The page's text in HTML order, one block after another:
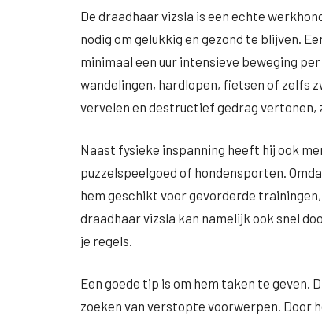
De draadhaar vizsla is een echte
nodig om gelukkig en gezond te blijven.
minimaal een uur intensieve beweging
wandelingen, hardlopen, fietsen of zelfs
vervelen en destructief gedrag vertonen,
Naast fysieke inspanning heeft hij ook
puzzelspeelgoed of hondensporten.
hem geschikt voor gevorderde
draadhaar vizsla kan namelijk ook snel
je regels.
Een goede tip is om hem taken te
zoeken van verstopte voorwerpen. Door